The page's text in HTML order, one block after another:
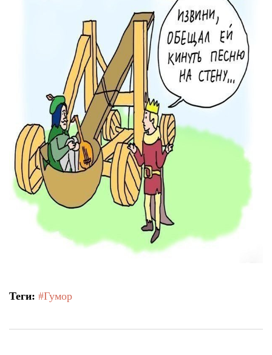
Теги: #Гумор